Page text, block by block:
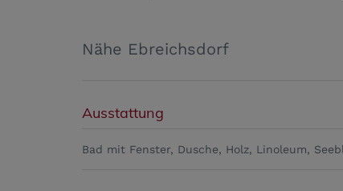
Nähe Ebreichsdorf
Ausstattung
Bad mit Fenster Dusche Holz Linoleum